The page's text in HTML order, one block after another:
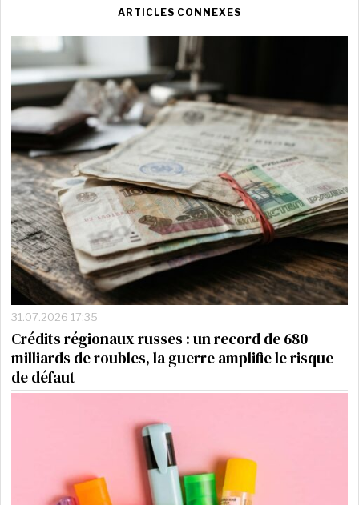
ARTICLES CONNEXES
31.07.2026 17:35
Crédits régionaux russes : un record de 680
milliards de roubles, la guerre amplifie le risque
de défaut